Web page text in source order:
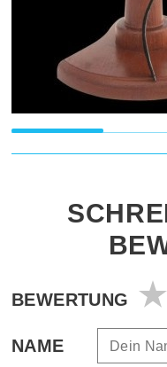
BEWERTUNG
NAME